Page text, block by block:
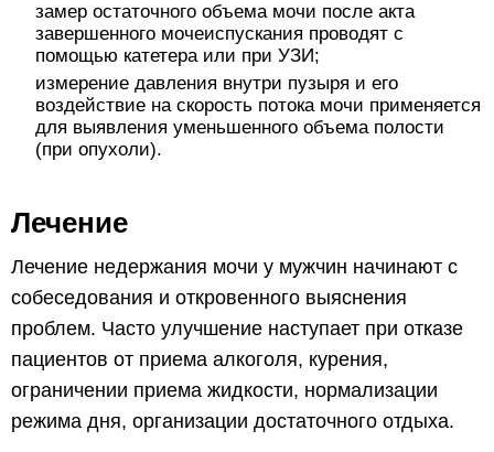
замер остаточного объема мочи после акта
завершенного мочеиспускания проводят с
помощью катетера или при УЗИ;
измерение давления внутри пузыря и его
воздействие на скорость потока мочи применяется
для выявления уменьшенного объема полости
(при опухоли).
Лечение
Лечение недержания мочи у мужчин начинают с
собеседования и откровенного выяснения
проблем. Часто улучшение наступает при отказе
пациентов от приема алкоголя, курения,
ограничении приема жидкости, нормализации
режима дня, организации достаточного отдыха.